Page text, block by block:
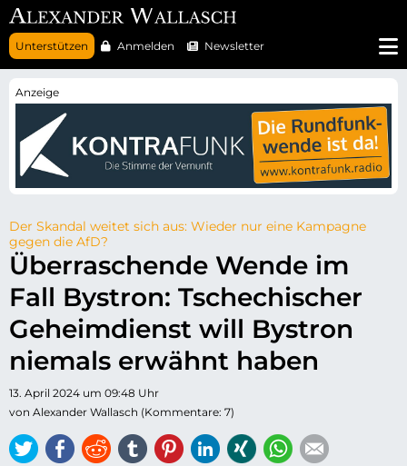
N
a
v
r
s
p
n
g
n
Unterstützen Anmelden Newsletter
Der Skandal weitet sich aus: Wieder nur eine Kampagne
gegen die AfD?
Überraschende Wende im
Fall Bystron: Tschechischer
Geheimdienst will Bystron
niemals erwähnt haben
13. April 2024 um 09:48 Uhr
von Alexander Wallasch (Kommentare: 7)
TwitterFacebook
ReddittumblrPinterestLinkedIn
Xing WhatsApp